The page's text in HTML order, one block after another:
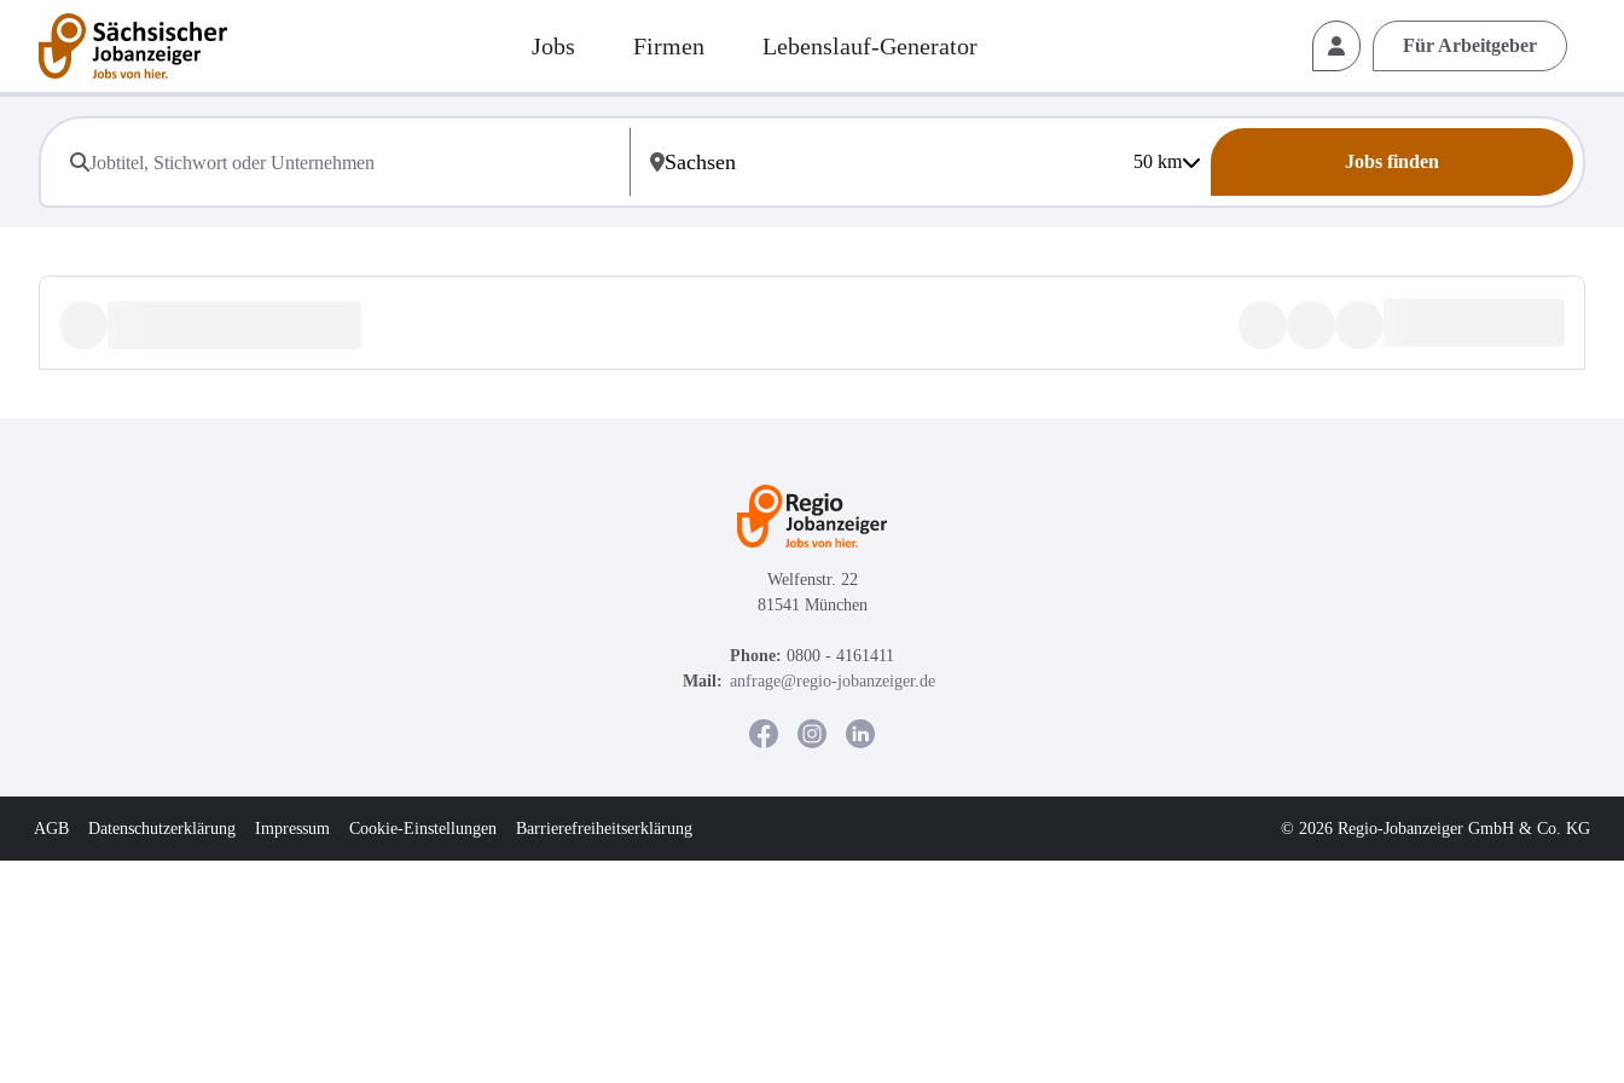
Jobs Firmen Lebenslauf-Generator Für Arbeitgeber
50km Jobs finden
Welfenstr. 22
81541 München
Phone: 0800 - 4161411
Mail: anfrage@regio-jobanzeiger.de
AGB Datenschutzerklärung Impressum Cookie-Einstellungen Barrierefreiheitserklärung © 2026 Regio-Jobanzeiger GmbH & Co. KG